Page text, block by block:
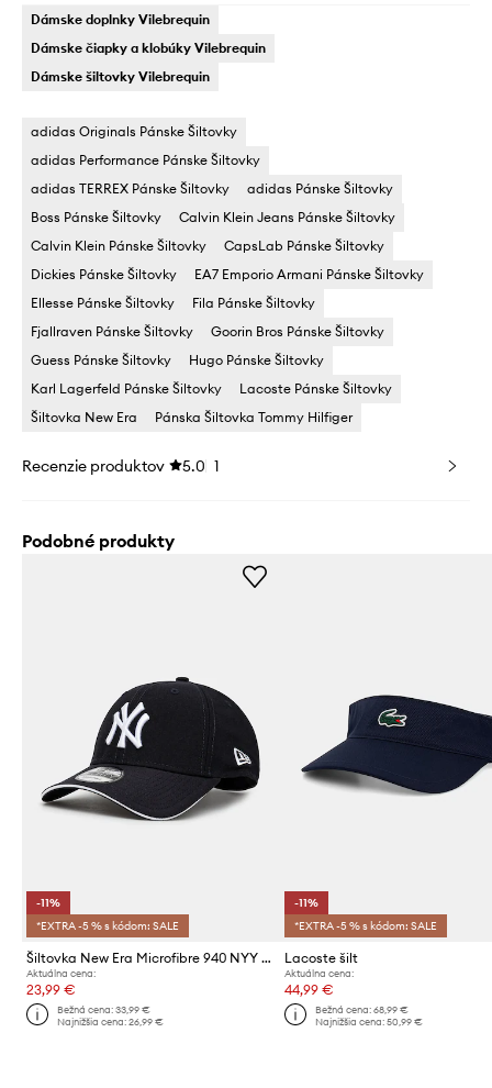
Dámske doplnky Vilebrequin
Dámske čiapky a klobúky Vilebrequin
Dámske šiltovky Vilebrequin
adidas Originals Pánske Šiltovky
adidas Performance Pánske Šiltovky
adidas TERREX Pánske Šiltovky
adidas Pánske Šiltovky
Boss Pánske Šiltovky
Calvin Klein Jeans Pánske Šiltovky
Calvin Klein Pánske Šiltovky
CapsLab Pánske Šiltovky
Dickies Pánske Šiltovky
EA7 Emporio Armani Pánske Šiltovky
Ellesse Pánske Šiltovky
Fila Pánske Šiltovky
Fjallraven Pánske Šiltovky
Goorin Bros Pánske Šiltovky
Guess Pánske Šiltovky
Hugo Pánske Šiltovky
Karl Lagerfeld Pánske Šiltovky
Lacoste Pánske Šiltovky
Šiltovka New Era
Pánska Šiltovka Tommy Hilfiger
Recenzie produktov 5.0 1
Podobné produkty
-11%
*EXTRA -5 % s kódom: SALE
Šiltovka New Era Microfibre 940 NYY MICROFIBRE 9FORTY®
Aktuálna cena:
23,99 €
Bežná cena:33,99 €
Najnižšia cena:26,99 €
-11%
*EXTRA -5 % s kódom: SALE
Lacoste šilt
Aktuálna cena:
44,99 €
Bežná cena: 68,99 €
Najnižšia cena: 50,99 €